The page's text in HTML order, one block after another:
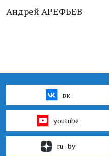
Андрей АРЕФЬЕВ
вк
youtube
ru–by